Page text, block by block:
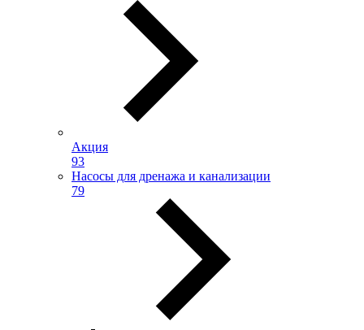
Акция
93
Насосы для дренажа и канализации
79